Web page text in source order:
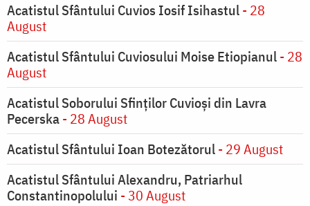
Acatistul Sfântului Cuvios Iosif Isihastul- 28
August
Acatistul Sfântului Cuviosului Moise Etiopianul- 28
August
Acatistul Soborului Sfinților Cuvioși din Lavra
Pecerska- 28 August
Acatistul Sfântului Ioan Botezătorul- 29 August
Acatistul Sfântului Alexandru, Patriarhul
Constantinopolului - 30 August